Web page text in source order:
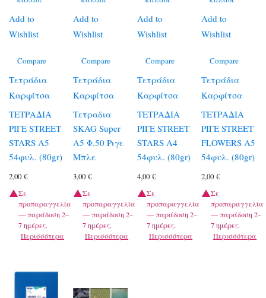
Add to
Wishlist
Compare
Τετράδια
Καρφίτσα
ΤΕΤΡΑΔΙΑ
ΡΙΓΕ STREET
STARS A5
54φυλ. (80gr)
2,00 €
Σε
προπαραγγελία
— παράδοση 2–
7 ημέρες.
Περισσότερα
Add to
Wishlist
Compare
Τετράδια
Καρφίτσα
Τετραδια
SKAG Super
Α5 Φ.50 Ριγε
Μπλε
3,00€
Σε
προπαραγγελία
— παράδοση 2–
7 ημέρες.
Περισσότερα
Add to
Wishlist
Compare
Τετράδια
Καρφίτσα
ΤΕΤΡΑΔΙΑ
ΡΙΓΕ STREET
STARS A4
54φυλ. (80gr)
4,00€
Σε
προπαραγγελία
— παράδοση 2–
7 ημέρες.
Περισσότερα
Add to
Wishlist
Compare
Τετράδια
Καρφίτσα
ΤΕΤΡΑΔΙΑ
ΡΙΓΕ STREET
FLOWERS A5
54φυλ. (80gr)
2,00€
Σε
προπαραγγελία
— παράδοση 2–
7 ημέρες.
Περισσότερα